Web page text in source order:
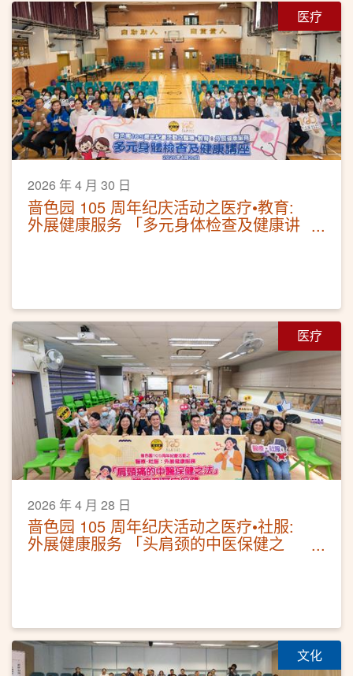
医疗
2026 年 4 月 30 日
啬色园 105 周年纪庆活动之医疗•教育:
外展健康服务 「多元身体检查及健康讲
医疗
2026 年 4 月 28 日
啬色园 105 周年纪庆活动之医疗•社服:
外展健康服务 「头肩颈的中医保健之
文化